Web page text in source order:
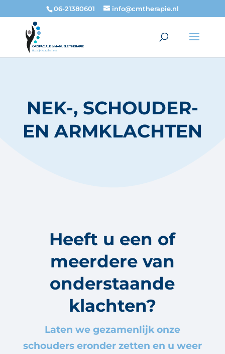
06-21380601 info@cmtherapie.nl
NEK-, SCHOUDER-
EN ARMKLACHTEN
Heeft u een of
meerdere van
onderstaande
klachten?
Laten we gezamenlijk onze
schouders eronder zetten en u weer